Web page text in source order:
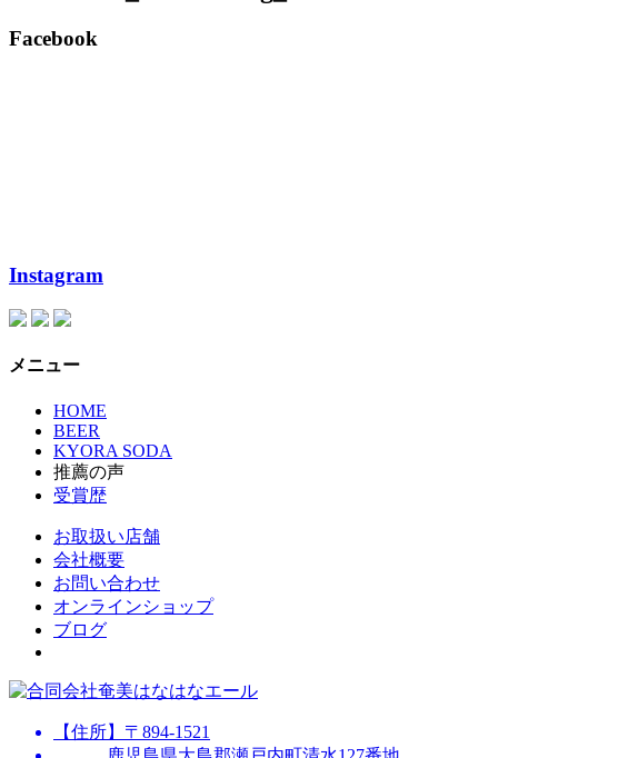
Facebook
Instagram
メニュー
HOME
BEER
KYORA SODA
推薦の声
受賞歴
お取扱い店舗
会社概要
お問い合わせ
オンラインショップ
ブログ
【住所】〒894-1521